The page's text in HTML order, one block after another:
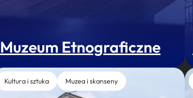
Muzeum Etnograficzne
Kultura i sztuka Muzea i skanseny